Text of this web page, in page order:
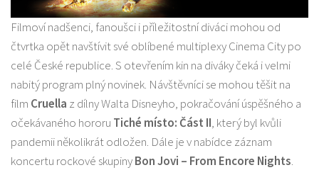
Filmoví nadšenci, fanoušci i příležitostní diváci mohou od
čtvrtka opět navštívit své oblíbené multiplexy Cinema City po
celé České republice. S otevřením kin na diváky čeká i velmi
nabitý program plný novinek. Návštěvníci se mohou těšit na
film Cruella z dílny Walta Disneyho, pokračování úspěšného a
očekávaného hororu Tiché místo: Část II, který byl kvůli
pandemii několikrát odložen. Dále je v nabídce záznam
koncertu rockové skupinyBon Jovi – From Encore Nights.